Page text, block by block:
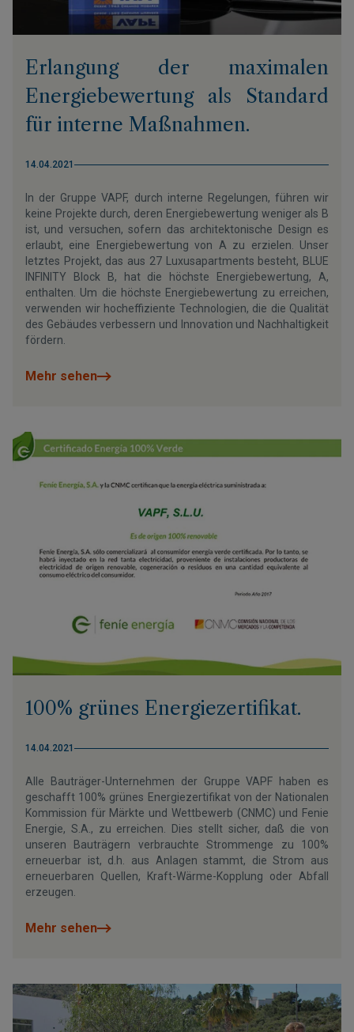
Erlangung der maximalen
Energiebewertung als Standard
für interne Maßnahmen.
14.04.2021
In der Gruppe VAPF, durch interne Regelungen, führen wir
keine Projekte durch, deren Energiebewertung weniger als B
ist, und versuchen, sofern das architektonische Design es
erlaubt, eine Energiebewertung von A zu erzielen. Unser
letztes Projekt, das aus 27 Luxusapartments besteht, BLUE
INFINITY Block B, hat die höchste Energiebewertung, A,
enthalten. Um die höchste Energiebewertung zu erreichen,
verwenden wir hocheffiziente Technologien, die die Qualität
des Gebäudes verbessern und Innovation und Nachhaltigkeit
fördern.
Mehr sehen
100% grünes Energiezertifikat.
14.04.2021
Alle Bauträger-Unternehmen der Gruppe VAPF haben es
geschafft 100% grünes Energiezertifikat von der Nationalen
Kommission für Märkte und Wettbewerb (CNMC) und Fenie
Energie, S.A., zu erreichen. Dies stellt sicher, daß die von
unseren Bauträgern verbrauchte Strommenge zu 100%
erneuerbar ist, d.h. aus Anlagen stammt, die Strom aus
erneuerbaren Quellen, Kraft-Wärme-Kopplung oder Abfall
erzeugen.
Mehr sehen